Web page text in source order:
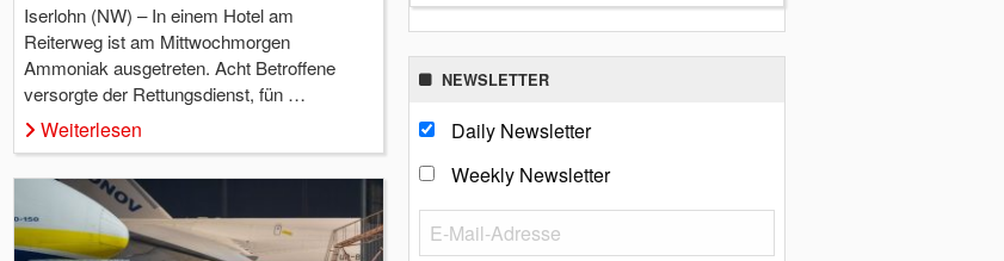
Iserlohn (NW) – In einem Hotel am
Reiterweg ist am Mittwochmorgen
Ammoniak ausgetreten. Acht Betroffene
versorgte der Rettungsdienst, fün …
Weiterlesen
NEWSLETTER
Daily Newsletter
Weekly Newsletter